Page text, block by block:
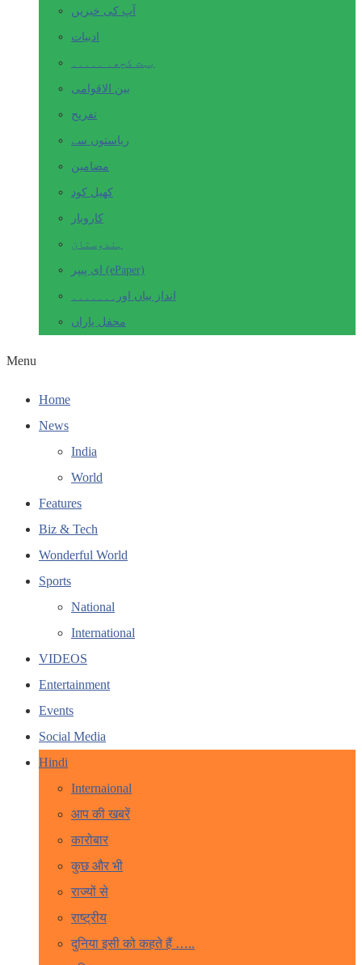
آپ کی خبریں
ادبیات
بہت کچھ۔ ۔۔۔۔۔
بین الاقوامی
تفریح
ریاستوں سے
مضامین
کھیل کود
کاروبار
ہندوستان
ای پیپر (ePaper)
انداز بیاں اور۔۔۔۔۔۔۔
محفل یاراں
Menu
Home
News
India
World
Features
Biz & Tech
Wonderful World
Sports
National
International
VIDEOS
Entertainment
Events
Social Media
Hindi
Internaional
आप की खबरें
कारोबार
कुछ और भी
राज्यों से
राष्ट्रीय
दुनिया इसी को कहते हैं …..